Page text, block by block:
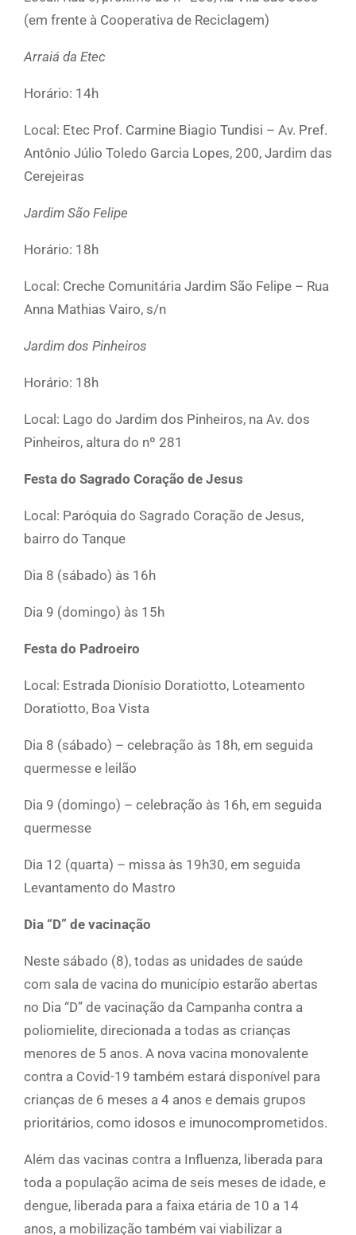
(em frente à Cooperativa de Reciclagem)
Arraiá da Etec
Horário: 14h
Local: Etec Prof. Carmine Biagio Tundisi – Av. Pref.
Antônio Júlio Toledo Garcia Lopes, 200, Jardim das
Cerejeiras
Jardim São Felipe
Horário: 18h
Local: Creche Comunitária Jardim São Felipe – Rua
Anna Mathias Vairo, s/n
Jardim dos Pinheiros
Horário: 18h
Local: Lago do Jardim dos Pinheiros, na Av. dos
Pinheiros, altura do nº 281
Festa do Sagrado Coração de Jesus
Local: Paróquia do Sagrado Coração de Jesus,
bairro do Tanque
Dia 8 (sábado) às 16h
Dia 9 (domingo) às 15h
Festa do Padroeiro
Local: Estrada Dionísio Doratiotto, Loteamento
Doratiotto, Boa Vista
Dia 8 (sábado) – celebração às 18h, em seguida
quermesse e leilão
Dia 9 (domingo) – celebração às 16h, em seguida
quermesse
Dia 12 (quarta) – missa às 19h30, em seguida
Levantamento do Mastro
Dia “D” de vacinação
Neste sábado (8), todas as unidades de saúde
com sala de vacina do município estarão abertas
no Dia “D” de vacinação da Campanha contra a
poliomielite, direcionada a todas as crianças
menores de 5 anos. A nova vacina monovalente
contra a Covid-19 também estará disponível para
crianças de 6 meses a 4 anos e demais grupos
prioritários, como idosos e imunocomprometidos.
Além das vacinas contra a Influenza, liberada para
toda a população acima de seis meses de idade, e
dengue, liberada para a faixa etária de 10 a 14
anos, a mobilização também vai viabilizar a